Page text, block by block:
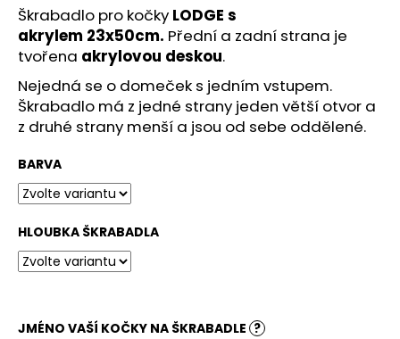
Škrabadlo pro kočky LODGE s
akrylem 23x50cm. Přední a zadní strana je
tvořena akrylovou deskou.
Nejedná se o domeček s jedním vstupem.
Škrabadlo má z jedné strany jeden větší otvor a
z druhé strany menší a jsou od sebe oddělené.
BARVA
HLOUBKA ŠKRABADLA
JMÉNO VAŠÍ KOČKY NA ŠKRABADLE ?
u
j
e
m
e